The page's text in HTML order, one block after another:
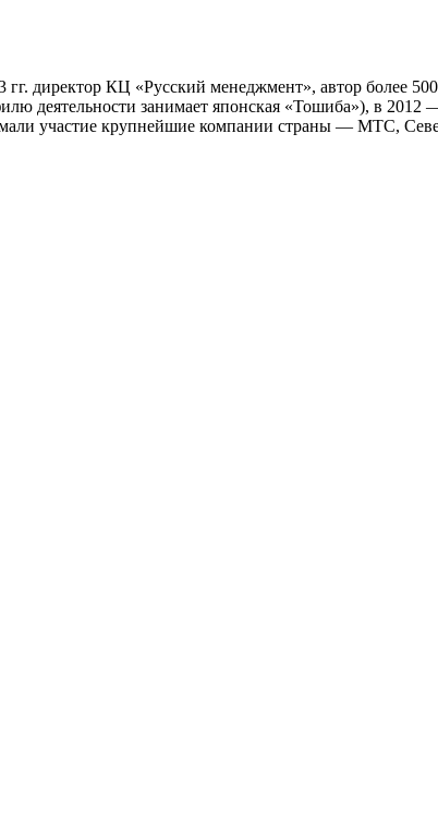
директор КЦ «Русский менеджмент», автор более
деятельности занимает японская «Тошиба»), в 2012
участие крупнейшие компании страны — МТС,